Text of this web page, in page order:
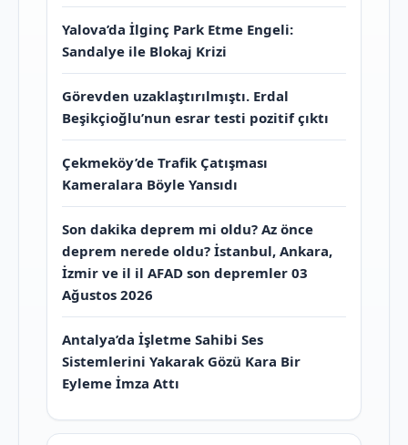
Yalova’da İlginç Park Etme Engeli:
Sandalye ile Blokaj Krizi
Görevden uzaklaştırılmıştı. Erdal
Beşikçioğlu’nun esrar testi pozitif çıktı
Çekmeköy’de Trafik Çatışması
Kameralara Böyle Yansıdı
Son dakika deprem mi oldu? Az önce
deprem nerede oldu? İstanbul, Ankara,
İzmir ve il il AFAD son depremler 03
Ağustos 2026
Antalya’da İşletme Sahibi Ses
Sistemlerini Yakarak Gözü Kara Bir
Eyleme İmza Attı